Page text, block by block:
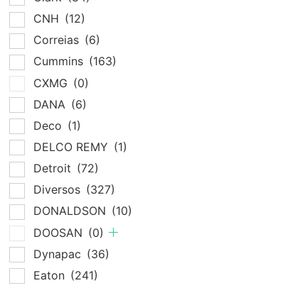
CNH (12)
Correias (6)
Cummins (163)
CXMG (0)
DANA (6)
Deco (1)
DELCO REMY (1)
Detroit (72)
Diversos (327)
DONALDSON (10)
DOOSAN (0)
Dynapac (36)
Eaton (241)